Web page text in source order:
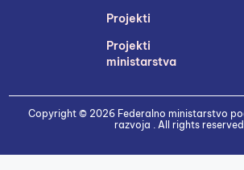
Projekti
Projekti
ministarstva
Copyright © 2026 Federalno ministarstvo
razvoja . All rights